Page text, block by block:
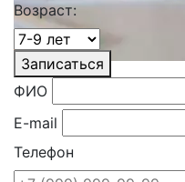
Возраст:
Записаться
ФИО
E-mail
Телефон